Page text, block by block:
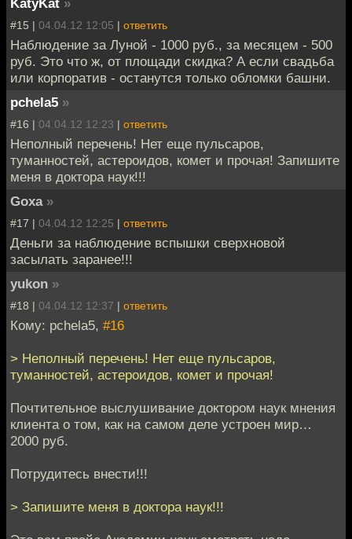
#15 | 04.04.12 12:05 | ответить
Наблюдение за Луной - 1000 руб., за месяцем - 500
руб. Это что ж, от площади скидка? А если свадьба
или корпоратив - останутся только обломки башни.
pchela5 »
#16 | 04.04.12 12:23 | ответить
Неполный перечень! Нет еще пульсаров,
туманностей, астероидов, комет и прочая! Запишите
меня в доктора наук!!!
Goxa »
#17 | 04.04.12 12:25 | ответить
Деньги за наблюдение вспышки сверхновой
засылать заранее!!!
yukon »
#18 | 04.04.12 12:37 | ответить
Кому: pchela5, #16
> Неполный перечень! Нет еще пульсаров,
туманностей, астероидов, комет и прочая!
Почтительное выслушивание доктором наук мнения
клиента о том, как на самом деле устроен мир…
2000 руб.
Потрудитесь внести!!!
> Запишите меня в доктора наук!!!